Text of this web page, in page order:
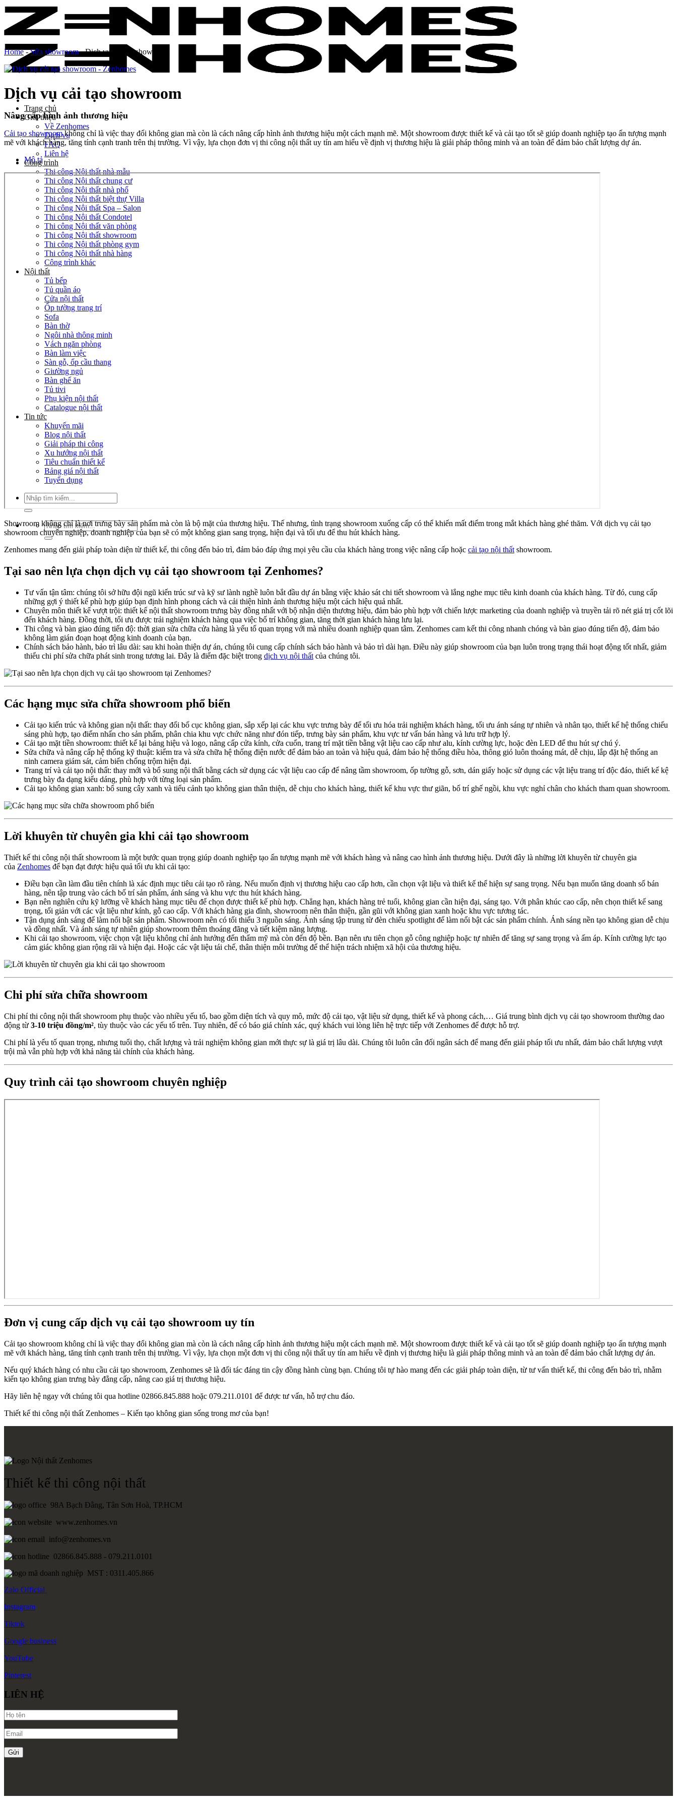
Skip
content
Trang chủ
Giới thiệu
Về Zenhomes
Dịch vụ
FAQ
Liên hệ
Công trình
Thi công Nội thất nhà mẫu
Thi công Nội thất chung cư
Thi công Nội thất nhà phố
Thi công Nội thất biệt thự Villa
Thi công Nội thất Spa – Salon
Thi công Nội thất Condotel
Thi công Nội thất văn phòng
Thi công Nội thất showroom
Thi công Nội thất phòng gym
Thi công Nội thất nhà hàng
Công trình khác
Nội thất
Tủ bếp
Tủ quần áo
Cửa nội thất
Ốp tường trang trí
Sofa
Bàn thờ
Ngôi nhà thông minh
Vách ngăn phòng
Bàn làm việc
Sàn gỗ, ốp cầu thang
Giường ngủ
Bàn ghế ăn
Tủ tivi
Phụ kiện nội thất
Catalogue nội thất
Tin tức
Khuyến mãi
Blog nội thất
Giải pháp thi công
Xu hướng nội thất
Tiêu chuẩn thiết kế
Bảng giá nội thất
Tuyển dụng
Tìm
kiếm:
Tìm
kiếm:
Home-Sửa showroom-Dịch vụ cải tạo showroom
Dịch vụ cải tạo showroom
Nâng cấp hình ảnh thương hiệu
Cải tạo showroomkhông chỉ là việc thay đổi không gian mà còn là cách nâng cấp hình ảnh thương hiệu một cách mạnh mẽ. Một showroom được thiết kế và cải tạo tốt sẽ giúp doanh nghiệp tạo ấn tượng mạnh
mẽ với khách hàng, tăng tính cạnh tranh trên thị trường. Vì vậy, lựa chọn đơn vị thi công nội thất uy tín am hiểu về định vị thương hiệu là giải pháp thông minh và an toàn để đảm bảo chất lượng dự án.
Mô tả
Showroom không chỉ là nơi trưng bày sản phẩm mà còn là bộ mặt của thương hiệu. Thế nhưng, tình trạng showroom xuống cấp có thể khiến mất điểm trong mắt khách hàng ghé thăm. Với dịch vụ cải tạo
showroom chuyên nghiệp, doanh nghiệp của bạn sẽ có một không gian sang trọng, hiện đại và tối ưu để thu hút khách hàng.
Zenhomes mang đến giải pháp toàn diện từ thiết kế, thi công đến bảo trì, đảm bảo đáp ứng mọi yêu cầu của khách hàng trong việc nâng cấp hoặc cải tạo nội thấtshowroom.
Tại sao nên lựa chọn dịch vụ cải tạo showroom tại Zenhomes?
Tư vấn tận tâm: chúng tôi sở hữu đội ngũ kiến trúc sư và kỹ sư lành nghề luôn bắt đầu dự án bằng việc khảo sát chi tiết showroom và lắng nghe mục tiêu kinh doanh của khách hàng. Từ đó, cung cấp
những gợi ý thiết kế phù hợp giúp bạn định hình phong cách và cải thiện hình ảnh thương hiệu một cách hiệu quả nhất.
Chuyên môn thiết kế vượt trội: thiết kế nội thất showroom trưng bày đồng nhất với bộ nhận diện thương hiệu, đảm bảo phù hợp với chiến lược marketing của doanh nghiệp và truyền tải rõ nét giá trị cốt lõi
đến khách hàng. Đồng thời, tối ưu được trải nghiệm khách hàng qua việc bố trí không gian, tăng thời gian khách hàng lưu lại.
Thi công và bàn giao đúng tiến độ: thời gian sửa chữa cửa hàng là yếu tố quan trọng với mà nhiều doanh nghiệp quan tâm. Zenhomes cam kết thi công nhanh chóng và bàn giao đúng tiến độ, đảm bảo
không làm gián đoạn hoạt động kinh doanh của bạn.
Chính sách bảo hành, bảo trì lâu dài: sau khi hoàn thiện dự án, chúng tôi cung cấp chính sách bảo hành và bảo trì dài hạn. Điều này giúp showroom của bạn luôn trong trạng thái hoạt động tốt nhất, giảm
thiểu chi phí sửa chữa phát sinh trong tương lai. Đây là điểm đặc biệt trong dịch vụ nội thất của chúng tôi.
Các hạng mục sửa chữa showroom phổ biến
Cải tạo kiến trúc và không gian nội thất: thay đổi bố cục không gian, sắp xếp lại các khu vực trưng bày để tối ưu hóa trải nghiệm khách hàng, tối ưu ánh sáng tự nhiên và nhân tạo, thiết kế hệ thống chiếu
sáng phù hợp, tạo điểm nhấn cho sản phẩm, phân chia khu vực chức năng như đón tiếp, trưng bày sản phẩm, khu vực tư vấn bán hàng và lưu trữ hợp lý.
Cải tạo mặt tiền showroom: thiết kế lại bảng hiệu và logo, nâng cấp cửa kính, cửa cuốn, trang trí mặt tiền bằng vật liệu cao cấp như alu, kính cường lực, hoặc đèn LED để thu hút sự chú ý.
Sửa chữa và nâng cấp hệ thống kỹ thuật: kiểm tra và sửa chữa hệ thống điện nước để đảm bảo an toàn và hiệu quả, đảm bảo hệ thống điều hòa, thông gió luôn thoáng mát, dễ chịu, lắp đặt hệ thống an
ninh camera giám sát, cảm biến chống trộm hiện đại.
Trang trí và cải tạo nội thất: thay mới và bổ sung nội thất bằng cách sử dụng các vật liệu cao cấp để nâng tầm showroom, ốp tường gỗ, sơn, dán giấy hoặc sử dụng các vật liệu trang trí độc đáo, thiết kế kệ
trưng bày đa dạng kiểu dáng, phù hợp với từng loại sản phẩm.
Cải tạo không gian xanh: bổ sung cây xanh và tiểu cảnh tạo không gian thân thiện, dễ chịu cho khách hàng, thiết kế khu vực thư giãn, bố trí ghế ngồi, khu vực nghỉ chân cho khách tham quan showroom.
Lời khuyên từ chuyên gia khi cải tạo showroom
Thiết kế thi công nội thất showroom là một bước quan trọng giúp doanh nghiệp tạo ấn tượng mạnh mẽ với khách hàng và nâng cao hình ảnh thương hiệu. Dưới đây là những lời khuyên từ chuyên gia
của Zenhomes để bạn đạt được hiệu quả tối ưu khi cải tạo:
Điều bạn cần làm đầu tiên chính là xác định mục tiêu cải tạo rõ ràng. Nếu muốn định vị thương hiệu cao cấp hơn, cần chọn vật liệu và thiết kế thể hiện sự sang trọng. Nếu bạn muốn tăng doanh số bán
hàng, nên tập trung vào cách bố trí sản phẩm, ánh sáng và khu vực thu hút khách hàng.
Bạn nên nghiên cứu kỹ lưỡng về khách hàng mục tiêu để chọn được thiết kế phù hợp. Chẳng hạn, khách hàng trẻ tuổi, không gian cần hiện đại, sáng tạo. Với phân khúc cao cấp, nên chọn thiết kế sang
trọng, tối giản với các vật liệu như kính, gỗ cao cấp. Với khách hàng gia đình, showroom nên thân thiện, gần gũi với không gian xanh hoặc khu vực tương tác.
Tận dụng ánh sáng để làm nổi bật sản phẩm. Showroom nên có tối thiểu 3 nguồn sáng. Ánh sáng tập trung từ đèn chiếu spotlight để làm nổi bật các sản phẩm chính. Ánh sáng nền tạo không gian dễ chịu
và đồng nhất. Và ánh sáng tự nhiên giúp showroom thêm thoáng đãng và tiết kiệm năng lượng.
Khi cải tạo showroom, việc chọn vật liệu không chỉ ảnh hưởng đến thẩm mỹ mà còn đến độ bền. Bạn nên ưu tiên chọn gỗ công nghiệp hoặc tự nhiên để tăng sự sang trọng và ấm áp. Kính cường lực tạo
cảm giác không gian rộng rãi và hiện đại. Hoặc các vật liệu tái chế, thân thiện môi trường để thể hiện trách nhiệm xã hội của thương hiệu.
Chi phí sửa chữa showroom
Chi phí thi công nội thất showroom phụ thuộc vào nhiều yếu tố, bao gồm diện tích và quy mô, mức độ cải tạo, vật liệu sử dụng, thiết kế và phong cách,… Giá trung bình dịch vụ cải tạo showroom thường dao
động từ 3-10 triệu đồng/m², tùy thuộc vào các yếu tố trên. Tuy nhiên, để có báo giá chính xác, quý khách vui lòng liên hệ trực tiếp với Zenhomes để được hỗ trợ.
Chi phí là yếu tố quan trọng, nhưng tuổi thọ, chất lượng và trải nghiệm không gian mới thực sự là giá trị lâu dài. Chúng tôi luôn cân đối ngân sách để mang đến giải pháp tối ưu nhất, đảm bảo chất lượng vượt
trội mà vẫn phù hợp với khả năng tài chính của khách hàng.
Quy trình cải tạo showroom chuyên nghiệp
Đơn vị cung cấp dịch vụ cải tạo showroom uy tín
Cải tạo showroom không chỉ là việc thay đổi không gian mà còn là cách nâng cấp hình ảnh thương hiệu một cách mạnh mẽ. Một showroom được thiết kế và cải tạo tốt sẽ giúp doanh nghiệp tạo ấn tượng mạnh
mẽ với khách hàng, tăng tính cạnh tranh trên thị trường. Vì vậy, lựa chọn một đơn vị thi công nội thất uy tín am hiểu về định vị thương hiệu là giải pháp thông minh và an toàn để đảm bảo chất lượng dự án.
Nếu quý khách hàng có nhu cầu cải tạo showroom, Zenhomes sẽ là đối tác đáng tin cậy đồng hành cùng bạn. Chúng tôi tự hào mang đến các giải pháp toàn diện, từ tư vấn thiết kế, thi công đến bảo trì, nhằm
kiến tạo không gian trưng bày đẳng cấp, nâng cao giá trị thương hiệu.
Hãy liên hệ ngay với chúng tôi qua hotline 02866.845.888 hoặc 079.211.0101 để được tư vấn, hỗ trợ chu đáo.
Thiết kế thi công nội thất Zenhomes – Kiến tạo không gian sống trong mơ của bạn!
Thiết kế thi công nội thất
98A Bạch Đằng, Tân Sơn Hoà, TP.HCM
www.zenhomes.vn
info@zenhomes.vn
02866.845.888 - 079.211.0101
MST : 0311.405.866
Zalo Official
Instagram
Tiktok
Google business
YouTube
Pinterest
LIÊN HỆ